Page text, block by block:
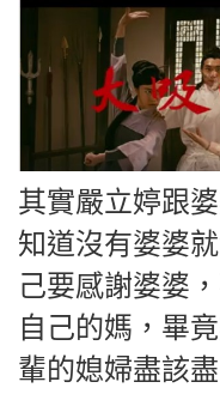
其實嚴立婷跟
知道沒有婆婆
己要感謝婆婆
自己的媽，畢
輩的媳婦盡該